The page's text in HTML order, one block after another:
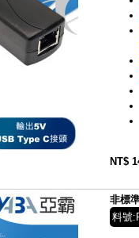
NT$
非標
料號